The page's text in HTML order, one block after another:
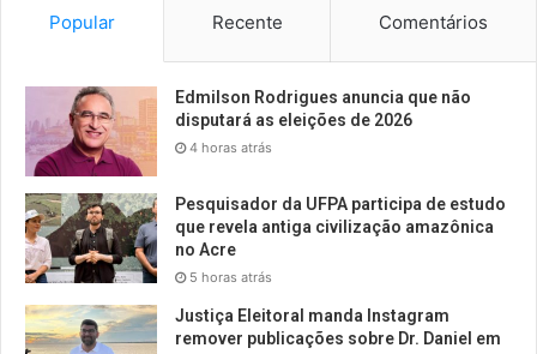
Popular Recente Comentários
Edmilson Rodrigues anuncia que não
disputará as eleições de 2026
4 horas atrás
Pesquisador da UFPA participa de estudo
que revela antiga civilização amazônica
no Acre
5 horas atrás
Justiça Eleitoral manda Instagram
remover publicações sobre Dr. Daniel em